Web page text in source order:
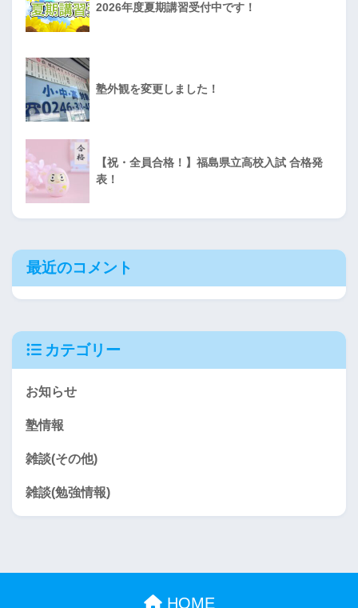
2026年度夏期講習受付中です！
塾外観を変更しました！
【祝・全員合格！】福島県立高校入試 合格発
表！
最近のコメント
カテゴリー
お知らせ
塾情報
雑談(その他)
雑談(勉強情報)
HOME